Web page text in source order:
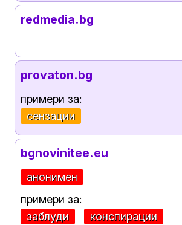
redmedia.bg
provaton.bg
примери за:
сензации
bgnovinitee.eu
анонимен
примери за:
заблуди
конспирации